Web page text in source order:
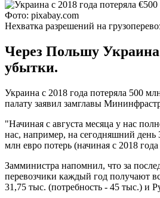
Фото: pixabay.com
Нехватка разрешений на
Через Польшу Украина
убытки.
Украина с 2018 года потеряла 500
палату заявил замглавы
"Начиная с августа месяца у нас
нас, например, на сегодняшний день
млн евро потерь (начиная с 2018
Замминистра напомнил, что за
перевозчики каждый год получают
31,75 тыс. (потребность - 45 тыс.) и